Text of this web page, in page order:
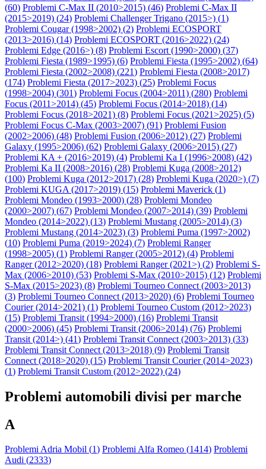
(60) Problemi C-Max II (2010>2015) (46) Problemi C-Max II
(2015>2019) (24) Problemi Challenger Trigano (2015>) (1)
Problemi Cougar (1998>2002) (2) Problemi ECOSPORT
(2013>2016) (14) Problemi ECOSPORT (2016>2022) (24)
Problemi Edge (2016>) (8) Problemi Escort (1990>2000) (37)
Problemi Fiesta (1989>1995) (6) Problemi Fiesta (1995>2002) (64)
Problemi Fiesta (2002>2008) (221) Problemi Fiesta (2008>2017)
(174) Problemi Fiesta (2017>2023) (25) Problemi Focus
(1998>2004) (301) Problemi Focus (2004>2011) (280) Problemi
Focus (2011>2014) (45) Problemi Focus (2014>2018) (14)
Problemi Focus (2018>2021) (8) Problemi Focus (2021>2025) (5)
Problemi Focus C-Max (2003>2007) (91) Problemi Fusion
(2002>2006) (48) Problemi Fusion (2006>2012) (27) Problemi
Galaxy (1995>2006) (62) Problemi Galaxy (2006>2015) (27)
Problemi KA + (2016>2019) (4) Problemi Ka I (1996>2008) (42)
Problemi Ka II (2008>2016) (28) Problemi Kuga (2008>2012)
(100) Problemi Kuga (2012>2017) (28) Problemi Kuga (2020>) (7)
Problemi KUGA (2017>2019) (15) Problemi Maverick (1)
Problemi Mondeo (1993>2000) (28) Problemi Mondeo
(2000>2007) (67) Problemi Mondeo (2007>2014) (39) Problemi
Mondeo (2014>2022) (13) Problemi Mustang (2005>2014) (3)
Problemi Mustang (2014>2023) (3) Problemi Puma (1997>2002)
(10) Problemi Puma (2019>2024) (7) Problemi Ranger
(1998>2005) (1) Problemi Ranger (2005>2012) (4) Problemi
Ranger (2012>2020) (18) Problemi Ranger (2021>) (2) Problemi S-
Max (2006>2010) (53) Problemi S-Max (2010>2015) (12) Problemi
S-Max (2015>2023) (8) Problemi Tourneo Connect (2003>2013)
(3) Problemi Tourneo Connect (2013>2020) (6) Problemi Tourneo
Courier (2014>2021) (1) Problemi Tourneo Custom (2012>2023)
(15) Problemi Transit (1994>2000) (16) Problemi Transit
(2000>2006) (45) Problemi Transit (2006>2014) (76) Problemi
Transit (2014>) (41) Problemi Transit Connect (2003>2013) (33)
Problemi Transit Connect (2013>2018) (9) Problemi Transit
Connect (2018>2020) (15) Problemi Transit Courier (2014>2023)
(1) Problemi Transit Custom (2012>2022) (24)
Problemi automobili divisi per marche
A
Problemi Adria Mobil (1) Problemi Alfa Romeo (1414) Problemi
Audi (2333)